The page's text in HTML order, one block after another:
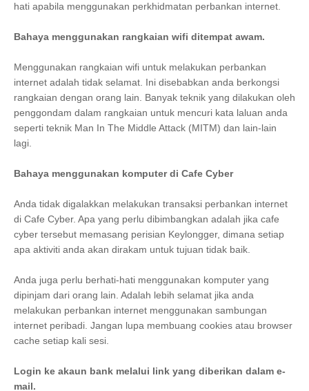
hati apabila menggunakan perkhidmatan perbankan internet.
Bahaya menggunakan rangkaian wifi ditempat awam.
Menggunakan rangkaian wifi untuk melakukan perbankan
internet adalah tidak selamat. Ini disebabkan anda berkongsi
rangkaian dengan orang lain. Banyak teknik yang dilakukan oleh
penggondam dalam rangkaian untuk mencuri kata laluan anda
seperti teknik Man In The Middle Attack (MITM) dan lain-lain
lagi.
Bahaya menggunakan komputer di Cafe Cyber
Anda tidak digalakkan melakukan transaksi perbankan internet
di Cafe Cyber. Apa yang perlu dibimbangkan adalah jika cafe
cyber tersebut memasang perisian Keylongger, dimana setiap
apa aktiviti anda akan dirakam untuk tujuan tidak baik.
Anda juga perlu berhati-hati menggunakan komputer yang
dipinjam dari orang lain. Adalah lebih selamat jika anda
melakukan perbankan internet menggunakan sambungan
internet peribadi. Jangan lupa membuang cookies atau browser
cache setiap kali sesi.
Login ke akaun bank melalui link yang diberikan dalam e-
mail.